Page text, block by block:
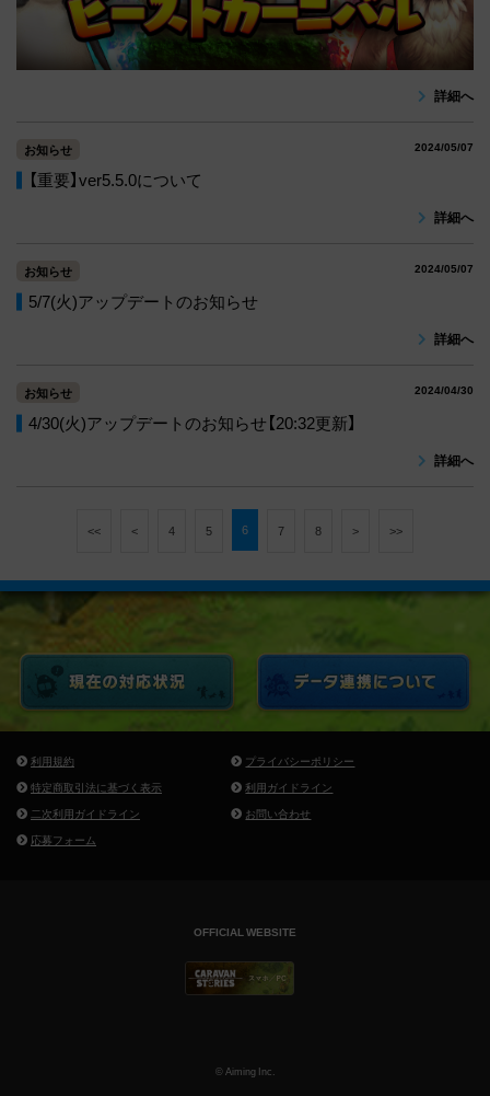
詳細へ
お知らせ 2024/05/07
【重要】ver5.5.0について
詳細へ
お知らせ 2024/05/07
5/7(火)アップデートのお知らせ
詳細へ
お知らせ 2024/04/30
4/30(火)アップデートのお知らせ【20:32更新】
詳細へ
<< < 4 5 6 7 8 > >>
利用規約
プライバシーポリシー
特定商取引法に基づく表示
利用ガイドライン
二次利用ガイドライン
お問い合わせ
応募フォーム
OFFICIAL WEBSITE
© Aiming Inc.